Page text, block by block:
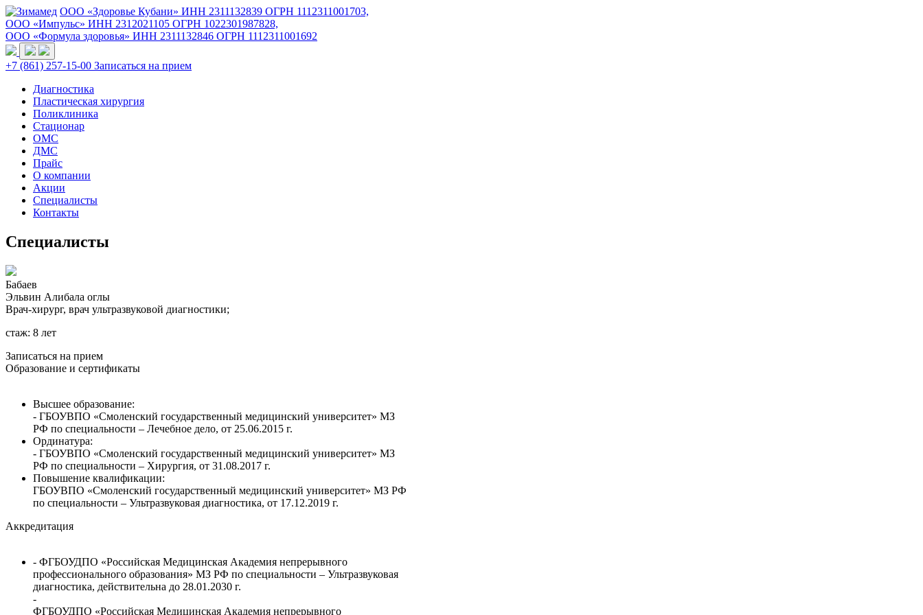
ООО «Здоровье Кубани» ИНН 2311132839 ОГРН 1112311001703,
ООО «Импульс» ИНН 2312021105 ОГРН 1022301987828,
ООО «Формула здоровья» ИНН 2311132846 ОГРН 1112311001692
+7 (861) 257-15-00 Записаться на прием
Диагностика
Пластическая хирургия
Поликлиника
Стационар
ОМС
ДМС
Прайс
О компании
Акции
Специалисты
Контакты
Специалисты
Бабаев
Эльвин Алибала оглы
Врач-хирург, врач ультразвуковой диагностики;
стаж: 8 лет
Записаться на прием
Образование и сертификаты
Высшее образование:
- ГБОУВПО «Смоленский государственный медицинский университет» МЗ
РФ по специальности – Лечебное дело, от 25.06.2015 г.
Ординатура:
- ГБОУВПО «Смоленский государственный медицинский университет» МЗ
РФ по специальности – Хирургия, от 31.08.2017 г.
Повышение квалификации:
ГБОУВПО «Смоленский государственный медицинский университет» МЗ РФ
по специальности – Ультразвуковая диагностика, от 17.12.2019 г.
Аккредитация
- ФГБОУДПО «Российская Медицинская Академия непрерывного
профессионального образования» МЗ РФ по специальности – Ультразвуковая
диагностика, действительна до 28.01.2030 г.
-
ФГБОУДПО «Российская Медицинская Академия непрерывного